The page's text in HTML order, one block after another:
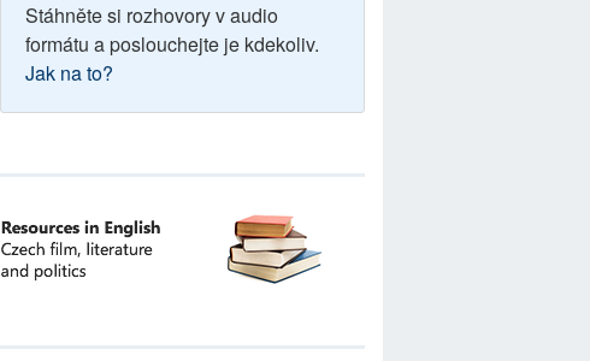
Stáhněte si rozhovory v audio
formátu a poslouchejte je kdekoliv.
Jak na to?